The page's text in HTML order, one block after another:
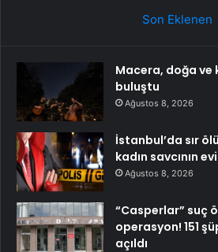
Son Eklenen
Macera, doğa ve
buluştu
Ağustos 8, 2026
İstanbul’da sır
kadın savcının
Ağustos 8, 2026
“Casperlar” suç
operasyon! 151
açıldı